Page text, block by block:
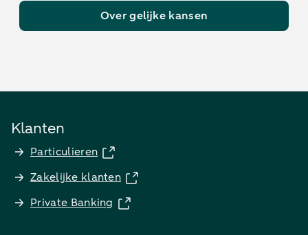
Over gelijke kansen
Klanten
Particulieren
Zakelijke klanten
Private Banking